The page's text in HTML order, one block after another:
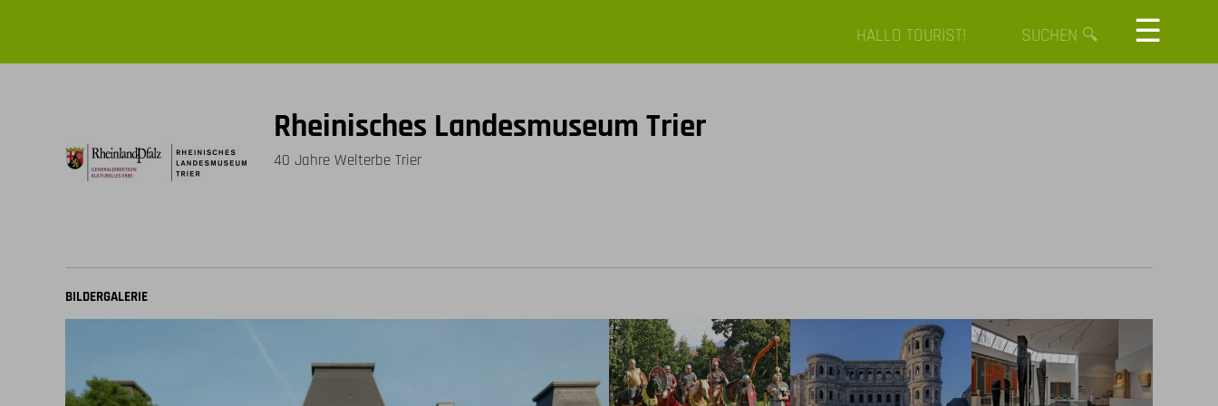
☰
SUCHEN 🔍
HALLO TOURIST!
Rheinisches Landesmuseum Trier
40 Jahre Welterbe Trier
BILDERGALERIE